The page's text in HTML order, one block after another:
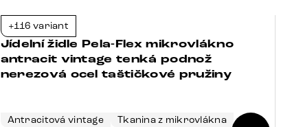
+116 variant
Jídelní židle Pela-Flex mikrovlákno
antracit vintage tenká podnož
nerezová ocel taštičkové pružiny
Antracitová vintage
Tkanina z mikrovlákna